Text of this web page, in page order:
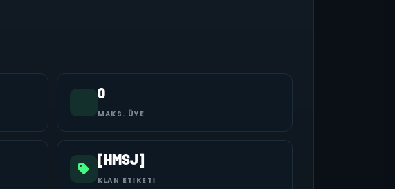
0
MAKS. ÜYE
[HMSJ]
KLAN ETIKETI